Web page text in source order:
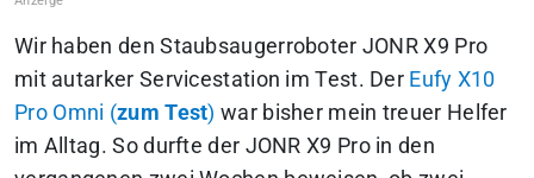
Wir haben den Staubsaugerroboter JONR X9 Pro
mit autarker Servicestation im Test. Der Eufy X10
Pro Omni (zum Test) war bisher mein treuer Helfer
im Alltag. So durfte der JONR X9 Pro in den